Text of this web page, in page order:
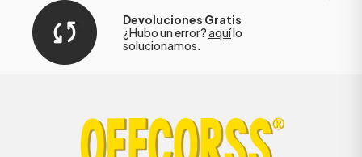
Devoluciones Gratis
¿Hubo un error?aquílo
solucionamos.